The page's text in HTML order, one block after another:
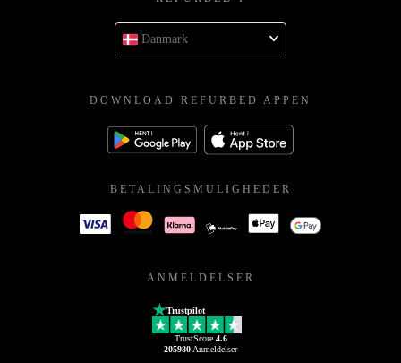
Danmark
DOWNLOAD REFURBED APPEN
BETALINGSMULIGHEDER
ANMELDELSER
Trustpilot
TrustScore 4.6
205980 Anmeldelser